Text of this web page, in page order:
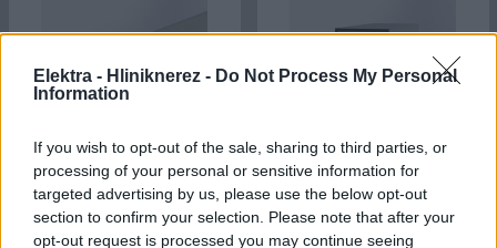
Elektra - Hliniknerez - Do Not Process My Personal
Information
If you wish to opt-out of the sale, sharing to third parties, or
processing of your personal or sensitive information for
targeted advertising by us, please use the below opt-out
section to confirm your selection. Please note that after your
opt-out request is processed you may continue seeing
Hliníkový J profil Hliníkový jakel obdĺžník